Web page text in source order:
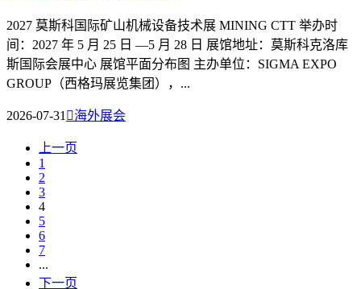
2027 莫斯科国际矿山机械设备技术展 MINING CTT 举办时
间：2027 年 5 月 25 日 —5 月 28 日 展馆地址：莫斯科克洛库
斯国际会展中心 展馆平面分布图 主办单位：SIGMA EXPO
GROUP（西格玛展览集团），...
2026-07-31海外展会
上一页
1
2
3
4
5
6
7
...
下一页